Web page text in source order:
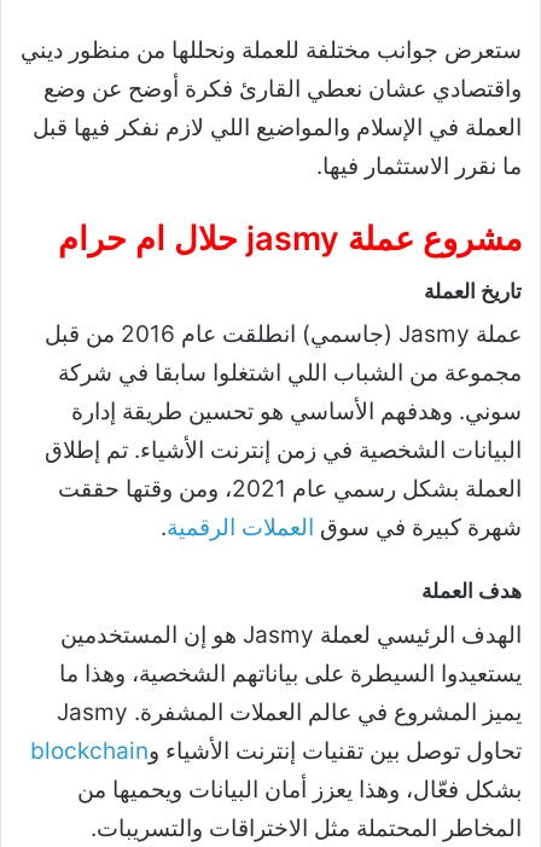
ستعرض جوانب مختلفة للعملة ونحللها من منظور ديني
واقتصادي عشان نعطي القارئ فكرة أوضح عن وضع
العملة في الإسلام والمواضيع اللي لازم نفكر فيها قبل
ما نقرر الاستثمار فيها.
مشروع عملة jasmy حلال ام حرام
تاريخ العملة
عملة Jasmy (جاسمي) انطلقت عام 2016 من قبل
مجموعة من الشباب اللي اشتغلوا سابقا في شركة
سوني. وهدفهم الأساسي هو تحسين طريقة إدارة
البيانات الشخصية في زمن إنترنت الأشياء. تم إطلاق
العملة بشكل رسمي عام 2021، ومن وقتها حققت
شهرة كبيرة في سوق العملات الرقمية.
هدف العملة
الهدف الرئيسي لعملة Jasmy هو إن المستخدمين
يستعيدوا السيطرة على بياناتهم الشخصية، وهذا ما
يميز المشروع في عالم العملات المشفرة. Jasmy
تحاول توصل بين تقنيات إنترنت الأشياء وblockchain
بشكل فعّال، وهذا يعزز أمان البيانات ويحميها من
المخاطر المحتملة مثل الاختراقات والتسريبات.